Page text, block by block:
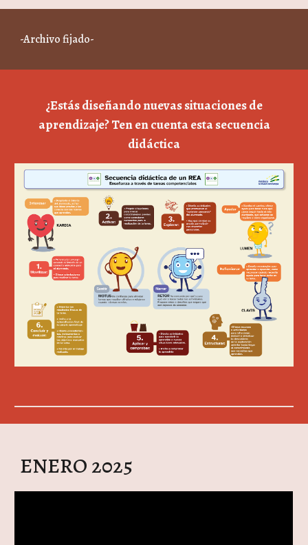
-Archivofijado-
¿Estás diseñando nuevas situaciones de
aprendizaje? Ten en cuenta esta secuencia
didáctica
ENERO 2025